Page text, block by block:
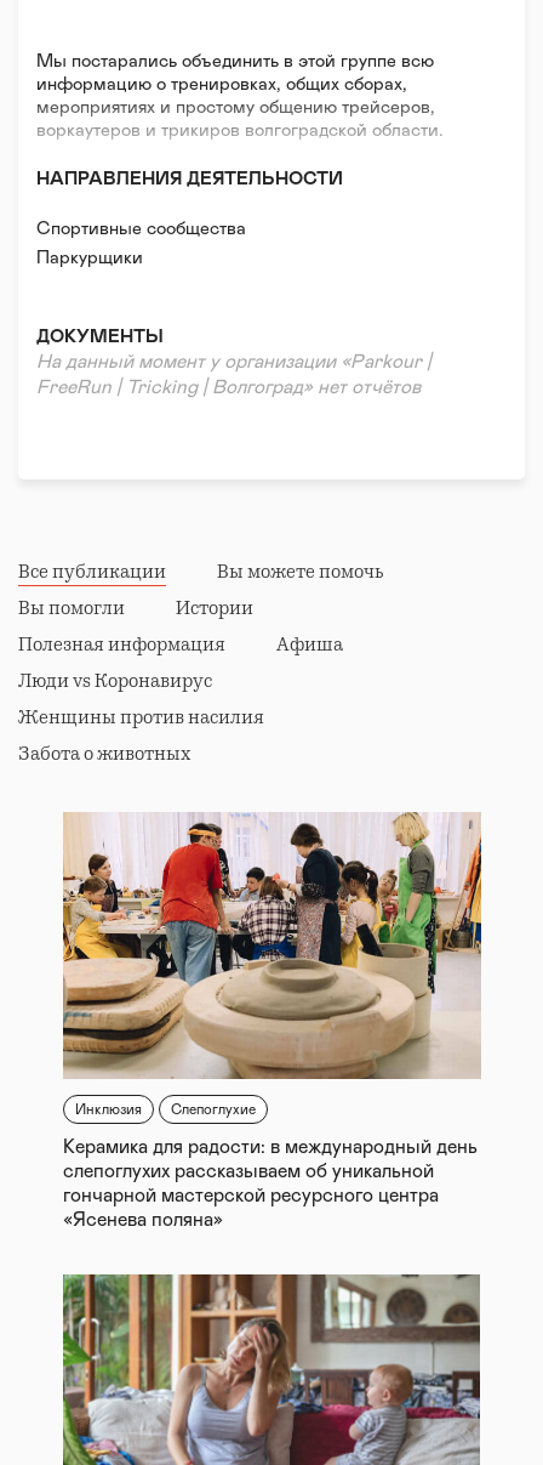
Мы постарались объединить в этой группе всю
информацию о тренировках, общих сборах,
мероприятиях и простому общению трейсеров,
воркаутеров и трикиров волгоградской области.
НАПРАВЛЕНИЯ ДЕЯТЕЛЬНОСТИ
Спортивные сообщества
Паркурщики
ДОКУМЕНТЫ
На данный момент у организации «Parkour |
FreeRun | Tricking | Волгоград» нет отчётов
Все публикации
Вы можете помочь
Вы помогли
Истории
Полезная информация
Афиша
Люди vs Коронавирус
Женщины против насилия
Забота о животных
Инклюзия Слепоглухие
Керамика для радости: в международный день
слепоглухих рассказываем об уникальной
гончарной мастерской ресурсного центра
«Ясенева поляна»